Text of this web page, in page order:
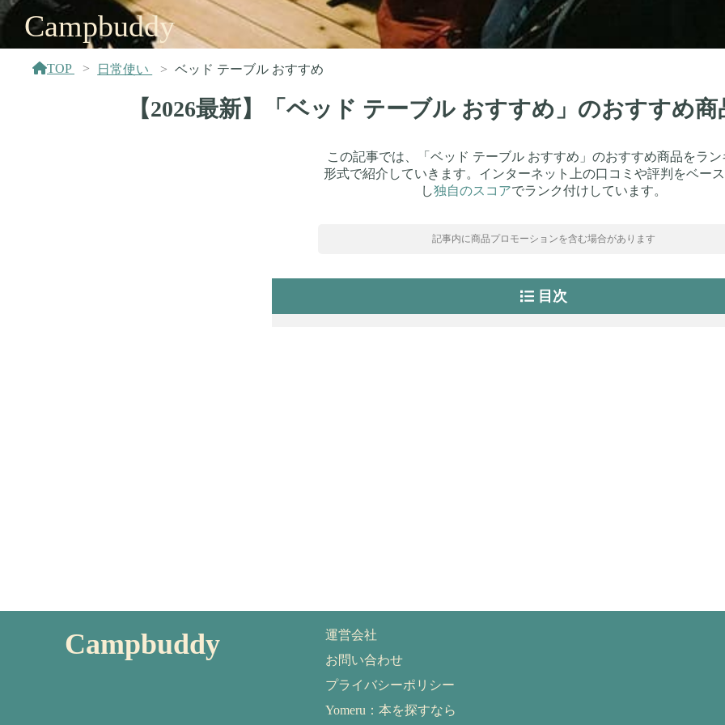
Campbuddy
TOP 日常使い ベッド テーブル おすすめ
【2026最新】「ベッド テーブル おすすめ」のおすすめ
この記事では、「ベッド テーブル おすすめ」のおすすめ商品をラン
形式で紹介していきます。インターネット上の口コミや評判をベー
し独自のスコアでランク付けしています。
記事内に商品プロモーションを含む場合があります
目次
Campbuddy
運営会社
お問い合わせ
プライバシーポリシー
Yomeru：本を探すなら